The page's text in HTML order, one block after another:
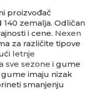
proizvođač
zemalja. Odličan
i cene. Nexen
za različite tipove
letnje
sve sezone i gume
imaju nizak
smanjenju